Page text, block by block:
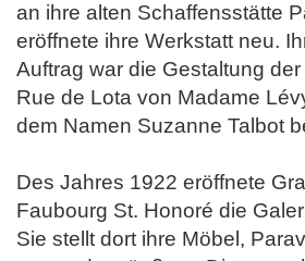
an ihre alten Schaffensstätte
eröffnete ihre Werkstatt neu.
Auftrag war die Gestaltung
Rue de Lota von Madame
dem Namen Suzanne Talbot
Des Jahres 1922 eröffnete
Faubourg St. Honoré die
Sie stellt dort ihre Möbel,